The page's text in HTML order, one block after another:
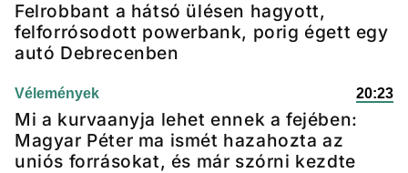
Felrobbant a hátsó ülésen hagyott,
felforrósodott powerbank, porig égett egy
autó Debrecenben
Vélemények 20:23
Mi a kurvaanyja lehet ennek a fejében:
Magyar Péter ma ismét hazahozta az
uniós forrásokat, és már szórni kezdte